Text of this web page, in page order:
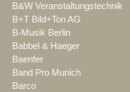
B&W Veranstaltungstechnik
B+T Bild+Ton AG
B-Musik Berlin
Babbel & Haeger
Baenfer
Band Pro Munich
Barco